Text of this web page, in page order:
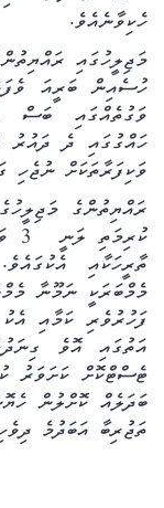
ހެކިވާނެއެވެ.
މަޖިލީހުގައި
ހުސެއިން ބަރީއަ
ވަގުތެއްގައި ބަސް
ހައްގުގައި ދެ ދައުރު
ވަކިފަރާތަކަށް ނުޖެހި
ރައްޔިތުންގެ
ތާރީހަކާއި
މެމްބަރަކީ ނަމޫނާ
ފަހުރުވެރި ކަމާއި
އަތުގައި އޮވެ
ޓެސްޓްކޮށް ކަށަވަރު
ބަދަލެއް ކޮށްލުން
ތަޖުރިބާ އަބަދުމެ